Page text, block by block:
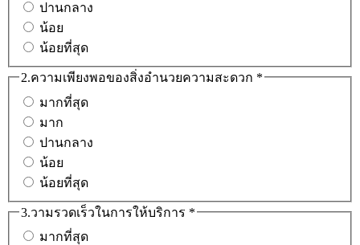
ปานกลาง
น้อย
น้อยที่สุด
2.ความเพียงพอของสิ่งอำนวยความสะดวก *
มากที่สุด
มาก
ปานกลาง
น้อย
น้อยที่สุด
3.วามรวดเร็วในการให้บริการ *
มากที่สุด